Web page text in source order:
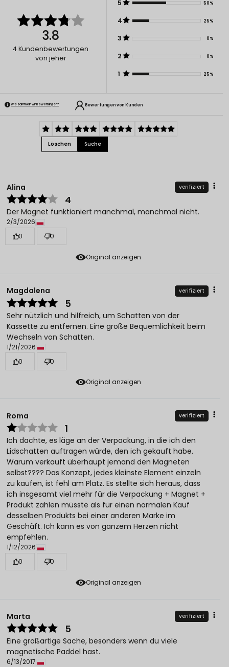
3.8
4Kundenbewertungen
von jeher
5 50%
4 25%
3 0%
2 0%
1 25%
Wie sammeln wir Bewertungen? Bewertungen von Kunden
Löschen Suche
Original anzeigen
Alina verifiziert
4
Der Magnet funktioniert manchmal, manchmal nicht.
2/3/2026
0
0
Original anzeigen
Magdalena verifiziert
5
Sehr nützlich und hilfreich, um Schatten von der
Kassette zu entfernen. Eine große Bequemlichkeit beim
Wechseln von Schatten.
1/21/2026
0
0
Original anzeigen
Roma verifiziert
1
Ich dachte, es läge an der Verpackung, in die ich den
Lidschatten auftragen würde, den ich gekauft habe.
Warum verkauft überhaupt jemand den Magneten
selbst???? Das Konzept, jedes kleinste Element einzeln
zu kaufen, ist fehl am Platz. Es stellte sich heraus, dass
ich insgesamt viel mehr für die Verpackung + Magnet +
Produkt zahlen müsste als für einen normalen Kauf
desselben Produkts bei einer anderen Marke im
Geschäft. Ich kann es von ganzem Herzen nicht
empfehlen.
1/12/2026
0
0
Marta verifiziert
5
Eine großartige Sache, besonders wenn du viele
magnetische Paddel hast.
6/13/2017